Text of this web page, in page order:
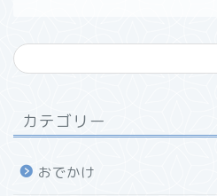
カテゴリー
おでかけ